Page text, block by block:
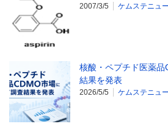
2007/3/5 ケムステニュ
核酸・ペプチド医薬
結果を発表
2026/5/5 ケムステニュ